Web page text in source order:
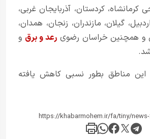
کرمانشاه، کردستان، آذربایجان غربی،
گیلان، مازندران، زنجان، همدان،
و همچنین خراسان رضویرعد و برق و
مناطق بطور نسبی کاهش یافته